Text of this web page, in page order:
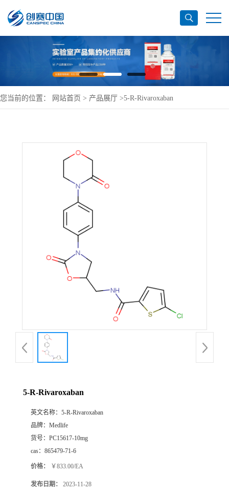
您当前的位置： 网站首页 > 产品展厅 >5-R-Rivaroxaban
5-R-Rivaroxaban
英文名称： 5-R-Rivaroxaban
品牌： Medlife
货号： PC15617-10mg
cas： 865479-71-6
价格： ￥833.00/EA
发布日期： 2023-11-28